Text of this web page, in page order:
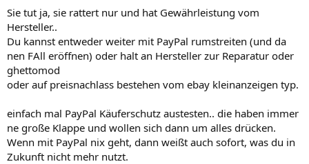
Sie tut ja, sie rattert nur und hat Gewährleistung vom
Hersteller..
Du kannst entweder weiter mit PayPal rumstreiten (und da
nen FAll eröffnen) oder halt an Hersteller zur Reparatur oder
ghettomod
oder auf preisnachlass bestehen vom ebay kleinanzeigen typ.
einfach mal PayPal Käuferschutz austesten.. die haben immer
ne große Klappe und wollen sich dann um alles drücken.
Wenn mit PayPal nix geht, dann weißt auch sofort, was du in
Zukunft nicht mehr nutzt.